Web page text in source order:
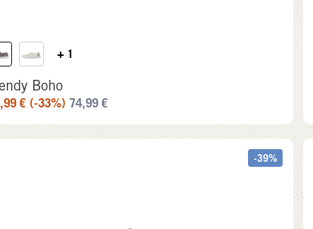
+ 1
Boho
€ (-33%) 74,99€
-39%